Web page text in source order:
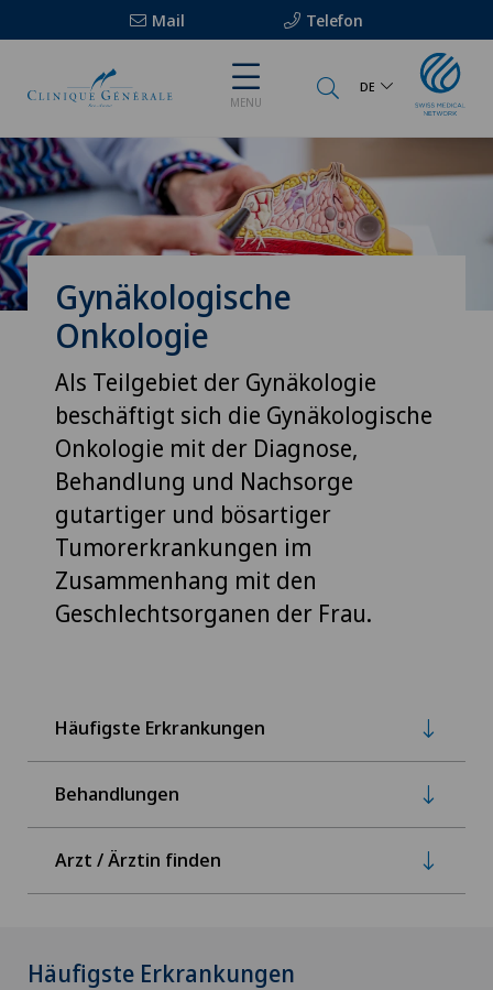
Mail Telefon
MENU
DE
Gynäkologische
Onkologie
Als Teilgebiet der Gynäkologie
beschäftigt sich die Gynäkologische
Onkologie mit der Diagnose,
Behandlung und Nachsorge
gutartiger und bösartiger
Tumorerkrankungen im
Zusammenhang mit den
Geschlechtsorganen der Frau.
Häufigste Erkrankungen
Behandlungen
Arzt / Ärztin finden
Häufigste Erkrankungen